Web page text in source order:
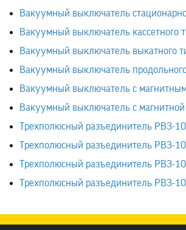
Вакуумный выключатель
Вакуумный выключатель кассетного
Вакуумный выключатель выкатного
Вакуумный выключатель
Вакуумный выключатель с
Вакуумный выключатель с
Трехполюсный разъединитель РВЗ-
Трехполюсный разъединитель РВЗ-
Трехполюсный разъединитель РВЗ-
Трехполюсный разъединитель РВЗ-